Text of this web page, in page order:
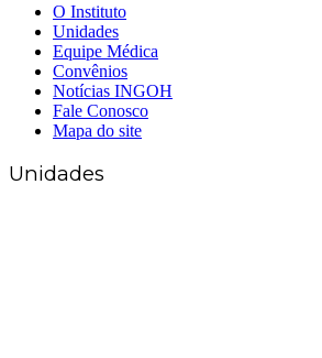
O Instituto
Unidades
Equipe Médica
Convênios
Notícias INGOH
Fale Conosco
Mapa do site
Unidades